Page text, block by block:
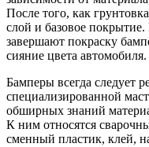
После того, как
слой и базовое
завершают покраску
сияние цвета автомобиля.
Бамперы всегда следует
специализированной
обширных знаний
К ним относятся
сменный пластик, клей,